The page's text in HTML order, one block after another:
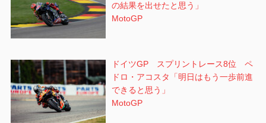
の結果を出せたと思う」
MotoGP
ドイツGP スプリントレース8位 ペ
ドロ・アコスタ「明日はもう一歩前進
できると思う」
MotoGP